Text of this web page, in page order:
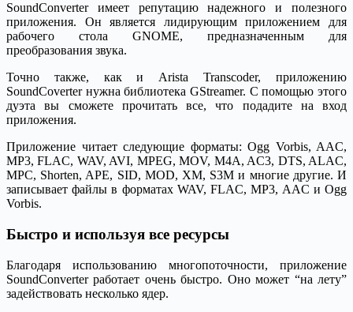
SoundConverter имеет репутацию надежного и полезного
приложения. Он является лидирующим приложением для
рабочего стола GNOME, предназначенным для
преобразования звука.
Точно также, как и Arista Transcoder, приложению
SoundCoverter нужна библиотека GStreamer. С помощью этого
дуэта вы сможете прочитать все, что подадите на вход
приложения.
Приложение читает следующие форматы: Ogg Vorbis, AAC,
MP3, FLAC, WAV, AVI, MPEG, MOV, M4A, AC3, DTS, ALAC,
MPC, Shorten, APE, SID, MOD, XM, S3M и многие другие. И
записывает файлы в форматах WAV, FLAC, MP3, AAC и Ogg
Vorbis.
Быстро и используя все ресурсы
Благодаря использованию многопоточности, приложение
SoundConverter работает очень быстро. Оно может “на лету”
задействовать несколько ядер.